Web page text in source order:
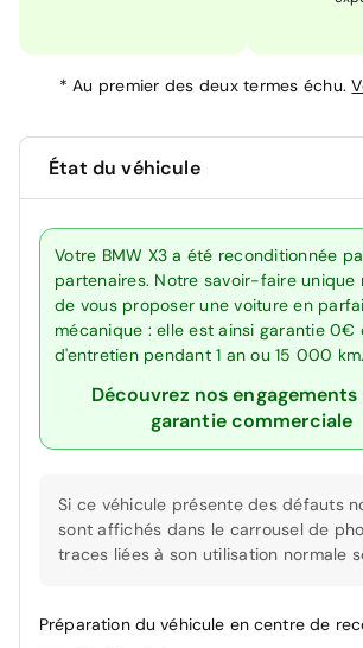
*Au premier des deux termes échu.
État du véhicule
Votre BMW X3 a été reconditionnée
partenaires. Notre savoir-faire unique
de vous proposer une voiture en
mécanique : elle est ainsi garantie 0€
d'entretien pendant 1 an ou 15 000 km.
Découvrez nos engagements
garantie commerciale
Si ce véhicule présente des défauts
sont affichés dans le carrousel de
traces liées à son utilisation normale
Préparation du véhicule en centre de